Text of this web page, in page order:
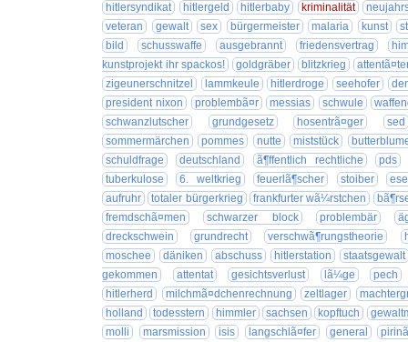
hitlersyndikat
hitlergeld hitlerbaby kriminalität
veteran
gewalt sex bürgermeister malaria kunst
bild
schusswaffe ausgebrannt friedensvertrag
kunstprojekt ihr spackos!
goldgräber blitzkrieg
zigeunerschnitzel
lammkeule hitlerdroge seehofer
president nixon
problembã¤r messias schwule
schwanzlutscher
grundgesetz hosentrã¤ger
sed
sommermärchen
pommes nutte miststück
schuldfrage
deutschland ã¶ffentlich rechtliche
pds
tuberkulose
6. weltkrieg feuerlã¶scher stoiber
aufruhr
totaler bürgerkrieg frankfurter wã¼rstchen
fremdschã¤men
schwarzer block problembär
dreckschwein
grundrecht verschwã¶rungstheorie
moschee
däniken abschuss hitlerstation
staatsgewalt
gekommen
attentat gesichtsverlust lã¼ge
pech
hitlerherd
milchmã¤dchenrechnung zeltlager
holland
todesstern himmler sachsen kopftuch
molli
marsmission isis langschlã¤fer general